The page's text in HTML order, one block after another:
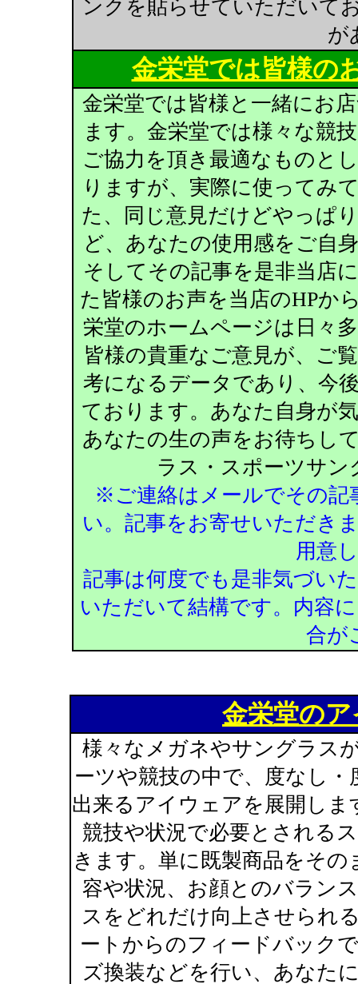
ンクを貼らせていただいて
が
金栄堂では皆様の
金栄堂では皆様と一緒にお
ます。金栄堂では様々な競
ご協力を頂き最適なものと
りますが、実際に使ってみ
た、同じ意見だけどやっぱ
ど、あなたの使用感をご自
そしてその記事を是非当店
た皆様のお声を当店のHPか
栄堂のホームページは日々
皆様の貴重なご意見が、ご
考になるデータであり、今
ております。あなた自身が
あなたの生の声をお待ちし
ラス・スポーツサ
※ご連絡はメールでその記
い。記事をお寄せいただき
用意
記事は何度でも是非気づい
いただいて結構です。内容
合が
金栄堂の
様々なメガネやサングラス
ーツや競技の中で、度なし
出来るアイウェアを展開し
競技や状況で必要とされる
きます。単に既製商品をそ
容や状況、お顔とのバラン
スをどれだけ向上させられ
ートからのフィードバック
ズ換装などを行い、あなた